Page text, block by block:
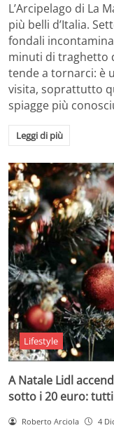
L’Arcipelago di La
più belli d’Italia.
fondali
minuti di traghetto
tende a tornarci: è
visita, soprattutto
spiagge più
Leggi di più
Lifestyle
A Natale Lidl
sotto i 20 euro:
Roberto Arciola 4